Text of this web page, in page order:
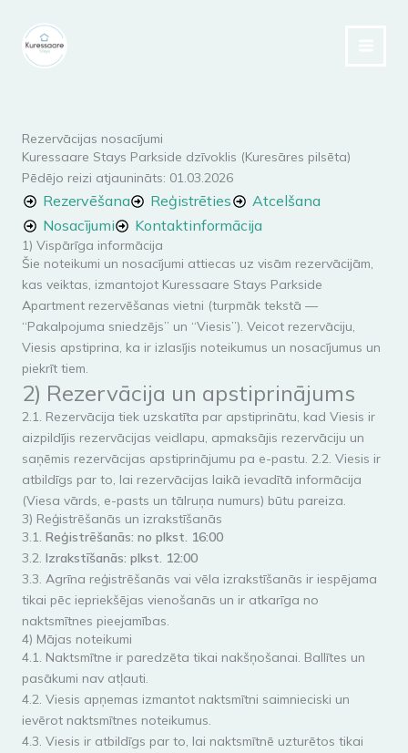
content
Rezervācijas nosacījumi
Kuressaare Stays Parkside dzīvoklis (Kuresāres pilsēta)
Pēdējo reizi atjaunināts: 01.03.2026
Rezervēšana Reģistrēties
Atcelšana
Nosacījumi
Kontaktinformācija
1) Vispārīga informācija
Šie noteikumi un nosacījumi attiecas uz visām rezervācijām,
kas veiktas, izmantojot Kuressaare Stays Parkside
Apartment rezervēšanas vietni (turpmāk tekstā —
“Pakalpojuma sniedzējs” un “Viesis”). Veicot rezervāciju,
Viesis apstiprina, ka ir izlasījis noteikumus un nosacījumus un
piekrīt tiem.
2) Rezervācija un apstiprinājums
2.1. Rezervācija tiek uzskatīta par apstiprinātu, kad Viesis ir
aizpildījis rezervācijas veidlapu, apmaksājis rezervāciju un
saņēmis rezervācijas apstiprinājumu pa e-pastu. 2.2. Viesis ir
atbildīgs par to, lai rezervācijas laikā ievadītā informācija
(Viesa vārds, e-pasts un tālruņa numurs) būtu pareiza.
3) Reģistrēšanās un izrakstīšanās
3.1. Reģistrēšanās: no plkst. 16:00
3.2. Izrakstīšanās: plkst. 12:00
3.3. Agrīna reģistrēšanās vai vēla izrakstīšanās ir iespējama
tikai pēc iepriekšējas vienošanās un ir atkarīga no
naktsmītnes pieejamības.
4) Mājas noteikumi
4.1. Naktsmītne ir paredzēta tikai nakšņošanai. Ballītes un
pasākumi nav atļauti.
4.2. Viesis apņemas izmantot naktsmītni saimnieciski un
ievērot naktsmītnes noteikumus.
4.3. Viesis ir atbildīgs par to, lai naktsmītnē uzturētos tikai